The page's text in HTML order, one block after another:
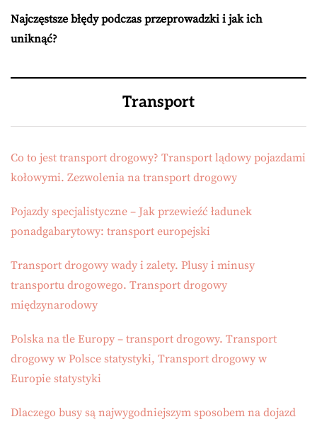
Najczęstsze błędy podczas przeprowadzki i jak ich
uniknąć?
Transport
Co to jest transport drogowy? Transport lądowy pojazdami
kołowymi. Zezwolenia na transport drogowy
Pojazdy specjalistyczne – Jak przewieźć ładunek
ponadgabarytowy: transport europejski
Transport drogowy wady i zalety. Plusy i minusy
transportu drogowego. Transport drogowy
międzynarodowy
Polska na tle Europy – transport drogowy. Transport
drogowy w Polsce statystyki, Transport drogowy w
Europie statystyki
Dlaczego busy są najwygodniejszym sposobem na dojazd